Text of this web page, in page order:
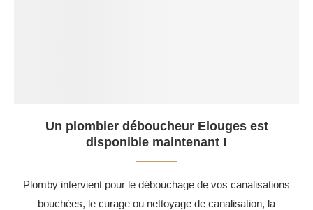
Un plombier déboucheur Elouges est
disponible maintenant !
Plomby intervient pour le débouchage de vos canalisations
bouchées, le curage ou nettoyage de canalisation, la